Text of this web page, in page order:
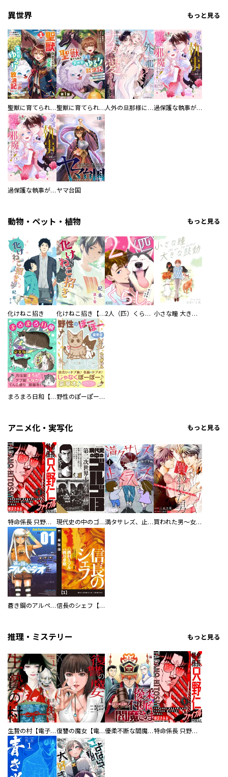
異世界 もっと見る
聖獣に育てられた少年の異世界ゆるり放浪記～神様からもらったチート魔法で、仲間たちとスローライフを満喫中～ 聖獣に育てられた少年の異世界ゆるり放浪記～神様からもらったチート魔法で、仲間たちとスローライフを満喫中～【分冊版】 人外の旦那様に娶られ毎晩ナカまで愛される…。アンソロジー 過保護な執事が私の婚活を邪魔してきます！ 分冊版
過保護な執事が私の婚活を邪魔してきます！ ヤマ台国
動物・ペット・植物 もっと見る
化けねこ招き 化けねこ招き【描きおろし付合冊版】 2人（匹）くらし。 小さな瞳 大きな鼓動
まろまろ日和【豪華版】 野性のぽーぽー【豪華版】
アニメ化・実写化 もっと見る
特命係長 只野仁ファイナル 愛蔵版 現代史の中のゴルゴ13 満タサレズ、止メラレズ 買われた男～女性限定快感セラピスト～【描き下ろしおまけ付き特装版】
蒼き鋼のアルペジオ 信長のシェフ【単話版】
推理・ミステリー もっと見る
生贄の村【電子単行本版】 復讐の魔女【電子単行本版】 優柔不断な閻魔さま 特命係長 只野仁ファイナル 愛蔵版